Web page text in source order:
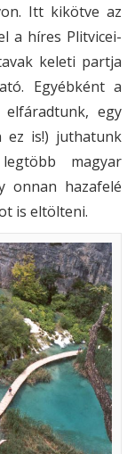
Itt kikötve az
a híres Plitvicei-
keleti partja
Egyébként a
egy
ez is!) juthatunk
magyar
onnan hazafelé
is eltölteni.